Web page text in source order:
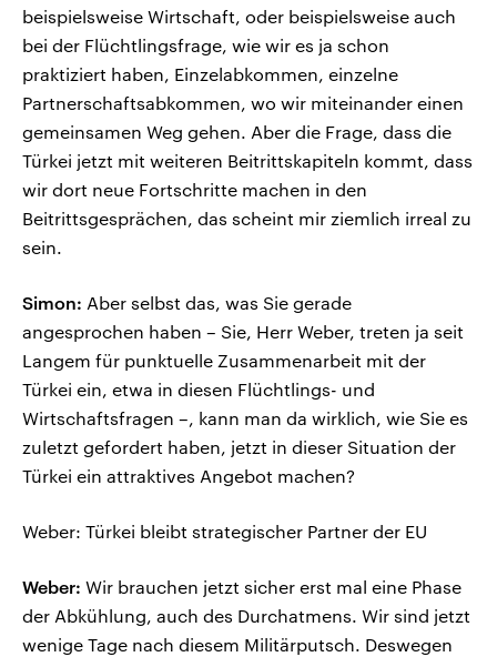
beispielsweise Wirtschaft, oder beispielsweise auch
bei der Flüchtlingsfrage, wie wir es ja schon
praktiziert haben, Einzelabkommen, einzelne
Partnerschaftsabkommen, wo wir miteinander einen
gemeinsamen Weg gehen. Aber die Frage, dass die
Türkei jetzt mit weiteren Beitrittskapiteln kommt, dass
wir dort neue Fortschritte machen in den
Beitrittsgesprächen, das scheint mir ziemlich irreal zu
sein.
Simon: Aber selbst das, was Sie gerade
angesprochen haben – Sie, Herr Weber, treten ja seit
Langem für punktuelle Zusammenarbeit mit der
Türkei ein, etwa in diesen Flüchtlings- und
Wirtschaftsfragen –, kann man da wirklich, wie Sie es
zuletzt gefordert haben, jetzt in dieser Situation der
Türkei ein attraktives Angebot machen?
Weber: Türkei bleibt strategischer Partner der EU
Weber: Wir brauchen jetzt sicher erst mal eine Phase
der Abkühlung, auch des Durchatmens. Wir sind jetzt
wenige Tage nach diesem Militärputsch. Deswegen